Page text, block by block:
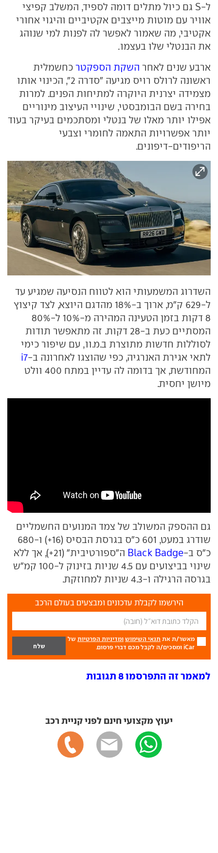
ל-S גם כיול מתלים דומה לספיד, המשלב קפיצי
אוויר עם מוטות מייצבים אקטיביים והיגוי אחורי
אקטיבי, מה שאמור לאפשר לה לפנות למי שנוהג
את הבנטלי שלו בעצמו.
ארבע שנים לאחר השקת הספקטר כחשמלית
ראשונה לרולס רויס מגיעה "סדרה 2", הכינוי אותו
מצמידה יצרנית היוקרה למתיחות הפנים. למרות
בחירה בשם הבומבסטי, שינויי העיצוב מינוריים
אפילו יותר מאלו של בנטלי ומסתכמים בעיקר בעוד
יותר אפשרויות התאמה לחומרי וצבעי
הריפודים-דיפונים.
השדרוג המשמעותי הוא לטווח הנסיעה שמגיע עד
ל-629 ק"מ, ארוך ב-18% מהדגם היוצא, לצד קיצוץ
8 דקות בזמן הטעינה המהירה מ-10% ל-80%
המסתיים כעת ב-28 דקות. זה מתאפשר תודות
לסוללות חדשות מתוצרת ב.מ.וו, עם שיפור כימי
לתאי אגירת האנרגיה, כפי שהוצגו לאחרונה ב-i7
המחודשת, אך בדומה לה עדיין במתח 400 וולט
מיושן יחסית.
גם ההספק המשולב של צמד המנועים החשמליים
שודרג במעט, 601 כ"ס בגרסת הבסיס (16+) ו-680
כ"ס ב-Black Badge
ה"ספורטיבית" (21+), אך ללא
שינוי בביצועים עם 4.5 שניות בזינוק ל-100 קמ"ש
בגרסה הרגילה ו-4.3 שניות למחוזקת.
הירשמו לקבלת עדכונים ומבצעים בעולם הרכב
מאשר/ת את תנאי השימוש ומדיניות הפרטיות של
iCar ומסכים/ה לקבל מכם דברי פרסום.
למאמר זה התפרסמו 8 תגובות
יעוץ מקצועי חינם לפני קניית רכב